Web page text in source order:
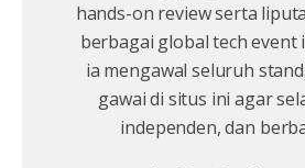
hands-on review serta
berbagai global tech event
ia mengawal seluruh
gawai di situs ini agar
independen, dan